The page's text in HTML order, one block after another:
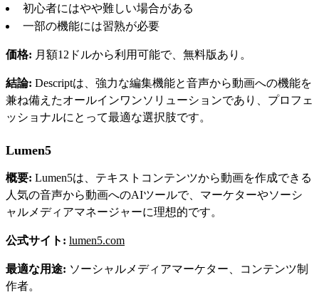
初心者にはやや難しい場合がある
一部の機能には習熟が必要
価格: 月額12ドルから利用可能で、無料版あり。
結論: Descriptは、強力な編集機能と音声から動画への機能を
兼ね備えたオールインワンソリューションであり、プロフェ
ッショナルにとって最適な選択肢です。
Lumen5
概要: Lumen5は、テキストコンテンツから動画を作成できる
人気の音声から動画へのAIツールで、マーケターやソーシ
ャルメディアマネージャーに理想的です。
公式サイト: lumen5.com
最適な用途: ソーシャルメディアマーケター、コンテンツ制
作者。